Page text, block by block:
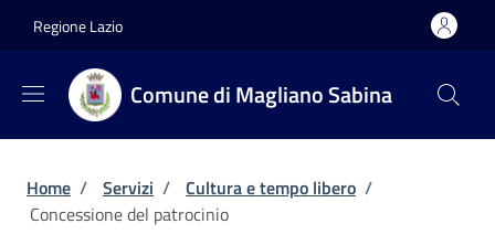
Regione Lazio
Comune di Magliano Sabina
Briciole di pane
Home / Servizi / Cultura e tempo libero /
Concessione del patrocinio